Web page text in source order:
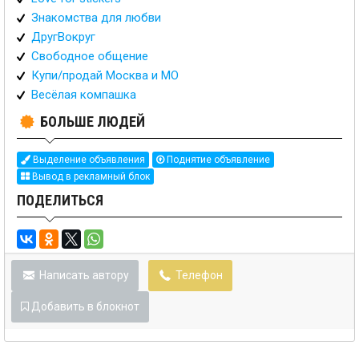
Знакомства для любви
ДругВокруг
Свободное общение
Купи/продай Москва и МО
Весёлая компашка
БОЛЬШЕ ЛЮДЕЙ
Выделение объявления
Поднятие объявление
Вывод в рекламный блок
ПОДЕЛИТЬСЯ
Написать автору Телефон
Добавить в блокнот